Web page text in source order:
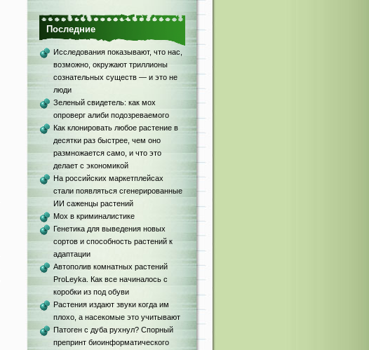
Последние
Исследования показывают, что нас,
возможно, окружают триллионы
сознательных существ — и это не
люди
Зеленый свидетель: как мох
опроверг алиби подозреваемого
Как клонировать любое растение в
десятки раз быстрее, чем оно
размножается само, и что это
делает с экономикой
На российских маркетплейсах
стали появляться сгенерированные
ИИ саженцы растений
Мох в криминалистике
Генетика для выведения новых
сортов и способность растений к
адаптации
Автополив комнатных растений
ProLeyka. Как все начиналось с
коробки из под обуви
Растения издают звуки когда им
плохо, а насекомые это учитывают
Патоген с дуба рухнул? Спорный
препринт биоинформатического